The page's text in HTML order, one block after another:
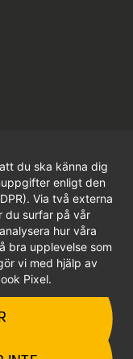
du ska känna dig
enligt den
Via två externa
du surfar på vår
hur våra
bra upplevelse som
vi med hjälp av
Pixel.